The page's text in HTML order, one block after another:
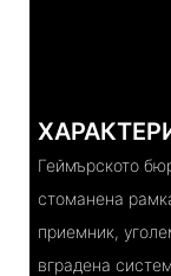
Геймърското
стоманена
приемник,
вградена